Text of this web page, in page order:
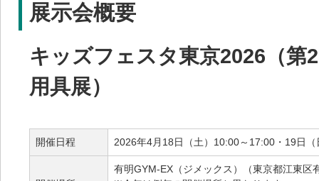
展示会概要
キッズフェスタ東京2026（第
用具展）
開催日程 2026年4月18日（土）10:00～17:00・19日
有明GYM-EX（ジメックス）（東京都江東区